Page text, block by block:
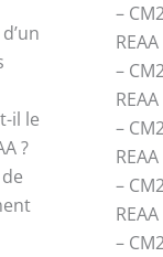
il le
?
–
REAA
–
REAA
–
REAA
–
REAA
–